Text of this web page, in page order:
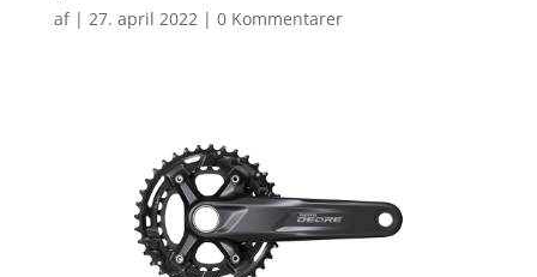
af | 27. april 2022| 0 Kommentarer